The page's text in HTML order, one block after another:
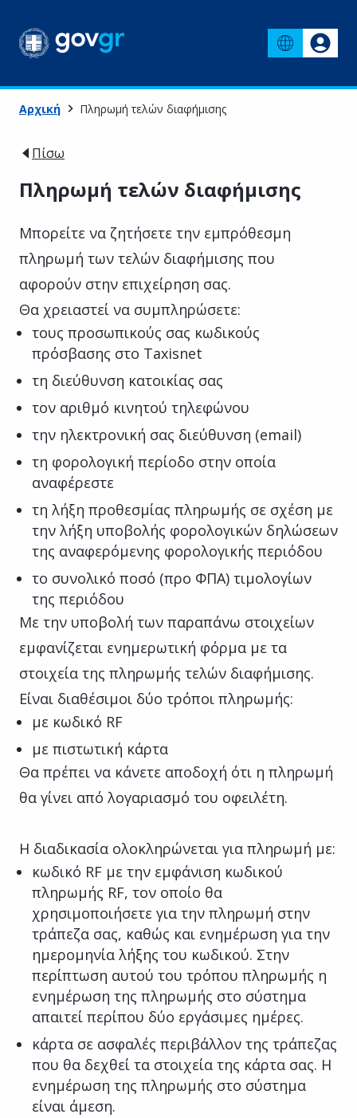
Αρχική Πληρωμή τελών διαφήμισης
Πίσω
Πληρωμή τελών διαφήμισης
Μπορείτε να ζητήσετε την εμπρόθεσμη
πληρωμή των τελών διαφήμισης που
αφορούν στην επιχείρηση σας.
Θα χρειαστεί να συμπληρώσετε:
τους προσωπικούς σας κωδικούς
πρόσβασης στο Taxisnet
τη διεύθυνση κατοικίας σας
τον αριθμό κινητού τηλεφώνου
την ηλεκτρονική σας διεύθυνση (email)
τη φορολογική περίοδο στην οποία
αναφέρεστε
τη λήξη προθεσμίας πληρωμής σε σχέση με
την λήξη υποβολής φορολογικών δηλώσεων
της αναφερόμενης φορολογικής περιόδου
το συνολικό ποσό (προ ΦΠΑ) τιμολογίων
της περιόδου
Με την υποβολή των παραπάνω στοιχείων
εμφανίζεται ενημερωτική φόρμα με τα
στοιχεία της πληρωμής τελών διαφήμισης.
Είναι διαθέσιμοι δύο τρόποι πληρωμής:
με κωδικό RF
με πιστωτική κάρτα
Θα πρέπει να κάνετε αποδοχή ότι η πληρωμή
θα γίνει από λογαριασμό του οφειλέτη.
Η διαδικασία ολοκληρώνεται για πληρωμή με:
κωδικό RF με την εμφάνιση κωδικού
πληρωμής RF, τον οποίο θα
χρησιμοποιήσετε για την πληρωμή στην
τράπεζα σας, καθώς και ενημέρωση για την
ημερομηνία λήξης του κωδικού. Στην
περίπτωση αυτού του τρόπου πληρωμής η
ενημέρωση της πληρωμής στο σύστημα
απαιτεί περίπου δύο εργάσιμες ημέρες.
κάρτα σε ασφαλές περιβάλλον της τράπεζας
που θα δεχθεί τα στοιχεία της κάρτα σας. Η
ενημέρωση της πληρωμής στο σύστημα
είναι άμεση.